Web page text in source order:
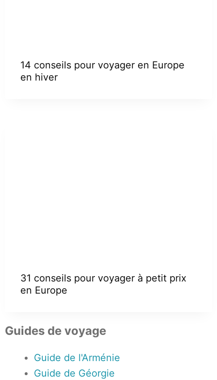
14 conseils pour voyager en Europe
en hiver
31 conseils pour voyager à petit prix
en Europe
Guides de voyage
Guide de l'Arménie
Guide de Géorgie